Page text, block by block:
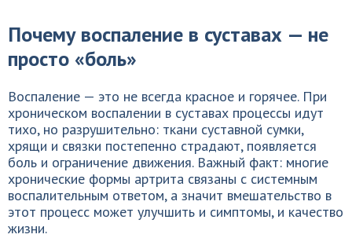
Почему воспаление в суставах — не
просто «боль»
Воспаление — это не всегда красное и горячее. При
хроническом воспалении в суставах процессы идут
тихо, но разрушительно: ткани суставной сумки,
хрящи и связки постепенно страдают, появляется
боль и ограничение движения. Важный факт: многие
хронические формы артрита связаны с системным
воспалительным ответом, а значит вмешательство в
этот процесс может улучшить и симптомы, и качество
жизни.